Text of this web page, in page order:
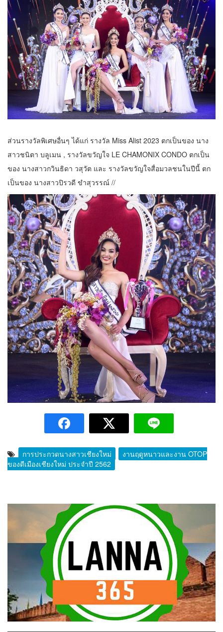
ส่วนรางวัลพิเศษอื่นๆ ได้แก่ รางวัล Miss Alist 2023 ตกเป็นของ นาง
สาวชนิตา บลูเมน , รางวัลขวัญใจ LE CHAMONIX CONDO ตกเป็น
ของ นางสาวกวินธิดา วสุวัต และ รางวัลขวัญใจสื่อมวลชนในปีนี้ ตก
เป็นของ นางสาวปิรวดี ขำสุวรรณ์ //
การประกวดนางสาวเชียงใหม่
งานฤดูหนาวและงาน OTOP
ของดีเมืองเชียงใหม่ ประจำปี 2562